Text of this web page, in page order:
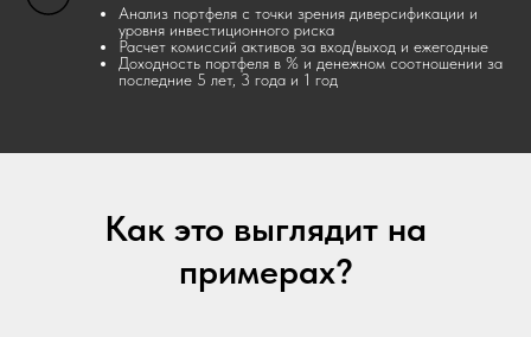
Анализ портфеля с точки зрения диверсификации и
уровня инвестиционного риска
Расчет комиссий активов за вход/выход и ежегодные
Доходность портфеля в % и денежном соотношении за
последние 5 лет, 3 года и 1 год
Как это выглядит на
примерах?